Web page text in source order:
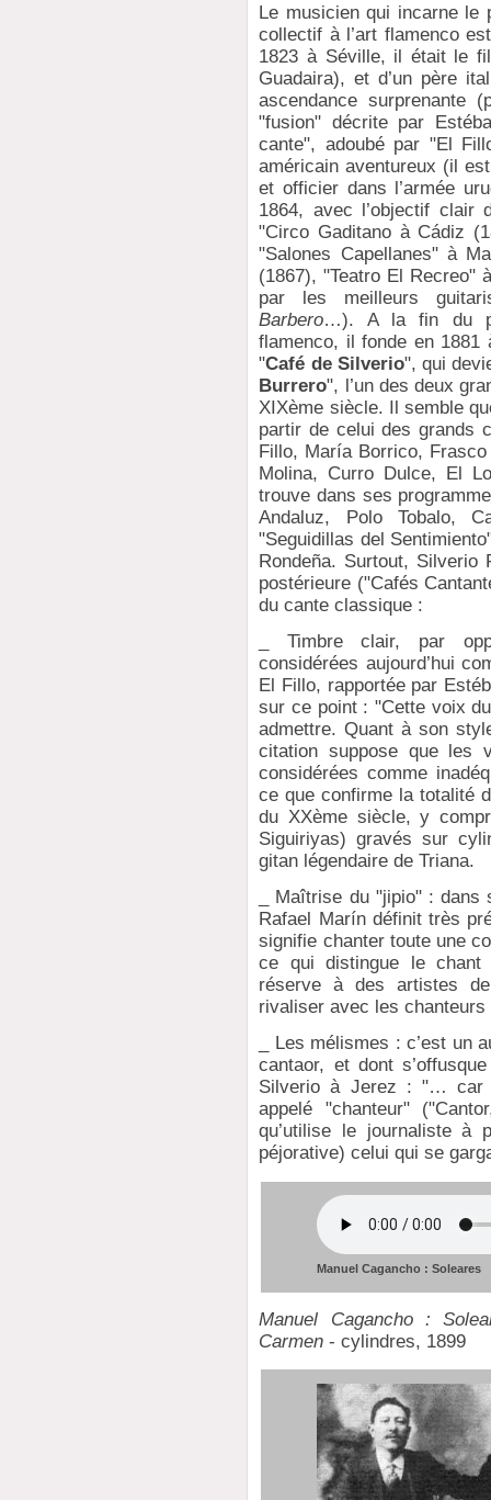
Le musicien qui incarne le
collectif à l’art flamenco
1823 à Séville, il était le
Guadaira), et d’un père
ascendance
"fusion" décrite par
cante", adoubé par "El
américain aventureux (il
et officier dans l’armée
1864, avec l’objectif clair
"Circo Gaditano à Cádiz
"Salones Capellanes" à
(1867), "Teatro El Recreo"
par les meilleurs
Barbero…). A la fin du
flamenco, il fonde en 1881
"Café de Silverio", qui
Burrero", l’un des deux
XIXème siècle. Il semble
partir de celui des grands
Fillo, María Borrico,
Molina, Curro Dulce, El
trouve dans ses
Andaluz, Polo Tobalo,
"Seguidillas del
Rondeña. Surtout,
postérieure ("Cafés
du cante classique :
_ Timbre clair, par
considérées aujourd’hui
El Fillo, rapportée par
sur ce point : "Cette voix
admettre. Quant à son
citation suppose que les
considérées comme
ce que confirme la totalité
du XXème siècle, y
Siguiriyas) gravés sur
gitan légendaire de Triana.
_ Maîtrise du "jipio" :
Rafael Marín définit très
signifie chanter toute une
ce qui distingue le chant
réserve à des artistes
rivaliser avec les chanteurs
_ Les mélismes : c’est un
cantaor, et dont
Silverio à Jerez : "… car
appelé "chanteur"
qu’utilise le journaliste à
péjorative) celui qui se
Manuel Cagancho : Soleares
Manuel Cagancho :
Carmen - cylindres, 1899